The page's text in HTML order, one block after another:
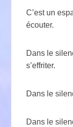
C’est un
écouter.
Dans le
s’effriter.
Dans le
Dans le